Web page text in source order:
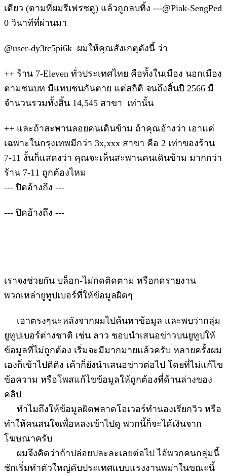
เดียว (ตามที่ผมรีเฟรชดู) แล้วถูกลบทิ้ง ---@Piak-SengPed
0 วินาทีที่ผ่านมา
@user-dy3tc5pi6k ผมให้คุณสังเกตุดังนี้ ว่า
++ ร้าน 7-Eleven ทั่วประเทศไทย คือทั้งในเมือง นอกเมือง
ตามชนบท มีแทบชนกันตาย แต่สถิติ จนถึงสิ้นปี 2566 มี
จำนวนรวมทั้งสิ้น 14,545 สาขา เท่านั้น
++ และถ้าสะพานลอยคนเดินข้าม ถ้าคุณอ้างว่า เอาแค่
เฉพาะในกรุงเทพมีกว่า 3x,xxx สาขา คือ 2 เท่าของร้าน
7-11 งั้นก็แสดงว่า คุณจะเห็นสะพานคนเดินข้าม มากกว่า
ร้าน 7-11 ถูกต้องไหม
--- ปิดอ้างถึง ---
--- ปิดอ้างถึง ---
เราจงช่วยกัน บล็อก-ไม่กดติดตาม หรือกดรายงาน
พวกเหล่ายูทูปเบอร์ที่ให้ข้อมูลผิดๆ
เอาตรงๆนะหลังจากผมไปค้นหาข้อมูล และพบว่ากลุ่ม
ยูทูปเบอร์ต่างชาติ เช่น ลาว ชอบนำเสนอข่าวบนยูทูปให้
ข้อมูลที่ไม่ถูกต้อง เริ่มจะมีมากมายแล้วครับ หลายครั้งผม
เองก็เข้าไปติติง เค้าก็ยังนำเสนอข่าวต่อไป โดยที่ไม่แก้ไข
ข้อความ หรือโพสแก้ไขข้อมูลให้ถูกต้องที่ด้านล่างของ
คลิป
ทำไมถึงให้ข้อมูลผิดพลาดโอเวอร์ทำนองเรียกวิว หรือ
ทำให้คนสนใจเพื่อหลงเข้าไปดู พวกนี้ก็จะได้เงินจาก
โฆษณาครับ
ผมจึงคิดว่าถ้าปล่อยปละละเลยต่อไป ไอ้พวกคนกลุ่มนี้
ชักเริ่มทำตัวใหญ่คับประเทศแบบแรงงานพม่าในขณะนี้